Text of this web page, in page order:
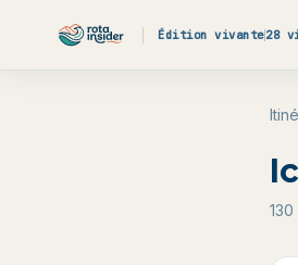
Édition vivante28
130